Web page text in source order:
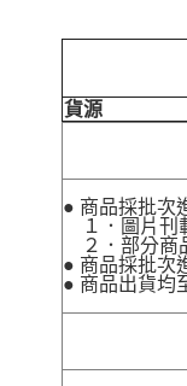
貨源
● 商品採批次
１．圖片刊
２．部分商
● 商品採批次
● 商品出貨均